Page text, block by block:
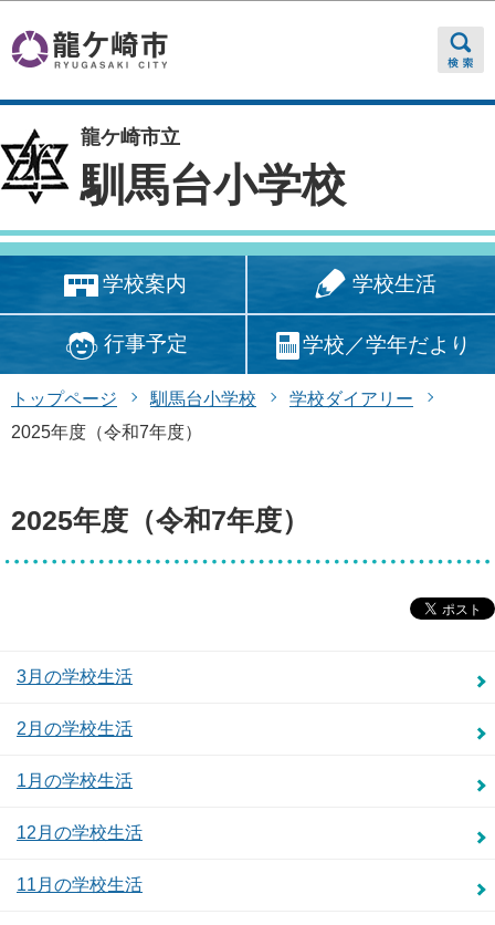
龍ケ崎市立
馴馬台小学校
学校案内 学校生活
行事予定 学校／学年だより
トップページ 馴馬台小学校
学校ダイアリー
2025年度（令和7年度）
2025年度（令和7年度）
3月の学校生活
2月の学校生活
1月の学校生活
12月の学校生活
11月の学校生活